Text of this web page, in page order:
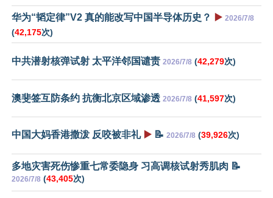
华为“韬定律”V2 真的能改写中国半导体历史？ ▶️ 2026/7/8
(42,175次)
中共潜射核弹试射 太平洋邻国谴责 2026/7/8 (42,279次)
澳斐签互防条约 抗衡北京区域渗透 2026/7/8 (41,597次)
中国大妈香港撒泼 反咬被非礼 ▶️ 📝 2026/7/8 (39,926次)
多地灾害死伤惨重七常委隐身 习高调核试射秀肌肉 📝
2026/7/8 (43,405次)